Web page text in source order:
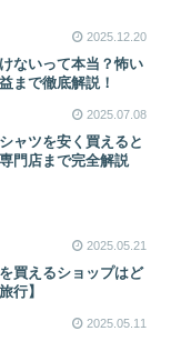
2025.12.20
ないって本当？怖い
まで徹底解説！
2025.07.08
ャツを安く買えると
門店まで完全解説
2025.05.21
買えるショップはど
行】
2025.05.11